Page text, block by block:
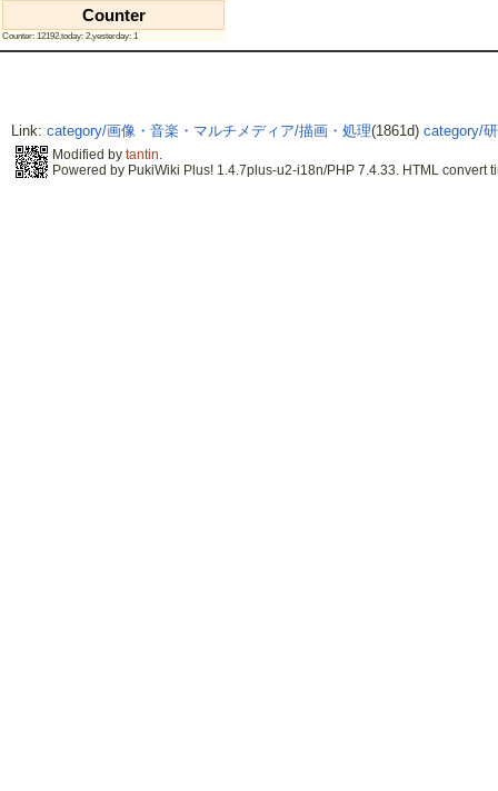
Counter
Counter: 12192,today: 2,yesterday: 1
Link: category/画像・音楽・マルチメディア/描画・処理(1861d) category/
Modified by tantin.
Powered by PukiWiki Plus! 1.4.7plus-u2-i18n/PHP 7.4.33. HTML convert